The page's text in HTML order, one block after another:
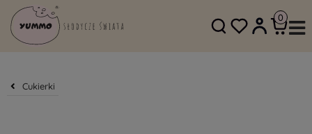
SKLEP@YUMMO.PL
Cukierki